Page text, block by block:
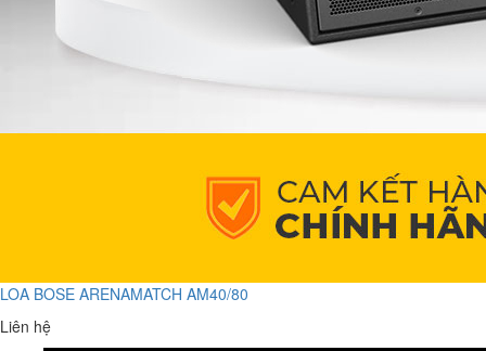
LOA BOSE ARENAMATCH AM40/80
Liên hệ